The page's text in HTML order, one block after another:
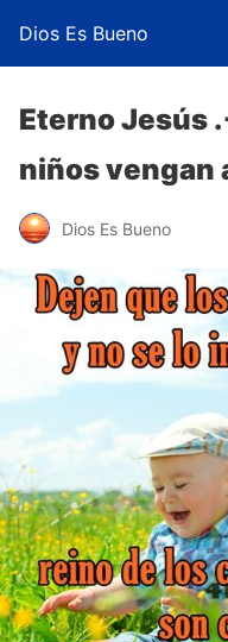
Dios Es Bueno
Eterno Jesús
niños vengan
Dios Es Bueno